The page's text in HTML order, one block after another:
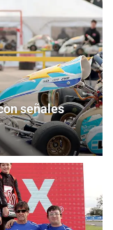
señales